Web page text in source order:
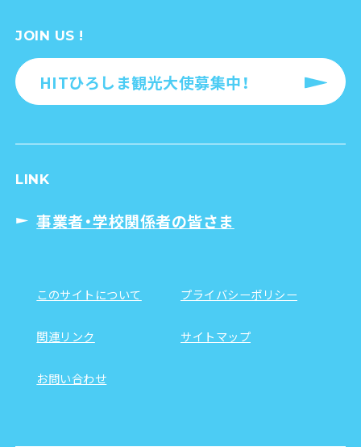
JOIN US !
HITひろしま観光大使募集中！
LINK
事業者・学校関係者の皆さま
このサイトについて プライバシーポリシー
関連リンク サイトマップ
お問い合わせ